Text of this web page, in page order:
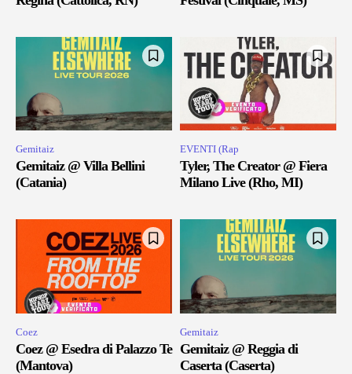
Gemitaiz
Gemitaiz @ Villa Bellini
(Catania)
EVENTI (Rap
Tyler, The Creator @ Fiera
Milano Live (Rho, MI)
Coez
Coez @ Esedra di Palazzo Te
(Mantova)
Gemitaiz
Gemitaiz @ Reggia di
Caserta (Caserta)